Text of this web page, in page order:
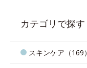
カテゴリで探す
スキンケア（169）